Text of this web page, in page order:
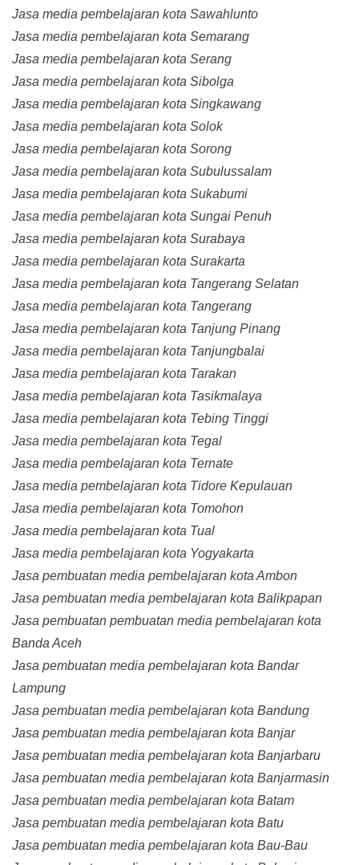
Jasa media pembelajaran kota Sawahlunto
Jasa media pembelajaran kota Semarang
Jasa media pembelajaran kota Serang
Jasa media pembelajaran kota Sibolga
Jasa media pembelajaran kota Singkawang
Jasa media pembelajaran kota Solok
Jasa media pembelajaran kota Sorong
Jasa media pembelajaran kota Subulussalam
Jasa media pembelajaran kota Sukabumi
Jasa media pembelajaran kota Sungai Penuh
Jasa media pembelajaran kota Surabaya
Jasa media pembelajaran kota Surakarta
Jasa media pembelajaran kota Tangerang Selatan
Jasa media pembelajaran kota Tangerang
Jasa media pembelajaran kota Tanjung Pinang
Jasa media pembelajaran kota Tanjungbalai
Jasa media pembelajaran kota Tarakan
Jasa media pembelajaran kota Tasikmalaya
Jasa media pembelajaran kota Tebing Tinggi
Jasa media pembelajaran kota Tegal
Jasa media pembelajaran kota Ternate
Jasa media pembelajaran kota Tidore Kepulauan
Jasa media pembelajaran kota Tomohon
Jasa media pembelajaran kota Tual
Jasa media pembelajaran kota Yogyakarta
Jasa pembuatan media pembelajaran kota Ambon
Jasa pembuatan media pembelajaran kota Balikpapan
Jasa pembuatan pembuatan media pembelajaran kota
Banda Aceh
Jasa pembuatan media pembelajaran kota Bandar
Lampung
Jasa pembuatan media pembelajaran kota Bandung
Jasa pembuatan media pembelajaran kota Banjar
Jasa pembuatan media pembelajaran kota Banjarbaru
Jasa pembuatan media pembelajaran kota Banjarmasin
Jasa pembuatan media pembelajaran kota Batam
Jasa pembuatan media pembelajaran kota Batu
Jasa pembuatan media pembelajaran kota Bau-Bau